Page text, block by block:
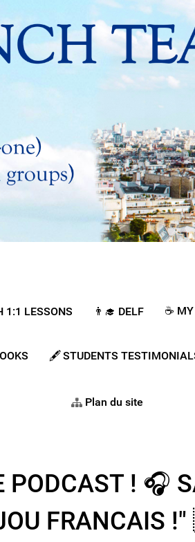
1:1 LESSONS 👨‍🎓​ DELF ☕
🖋️ STUDENTS
Plan du site
PODCAST ! 🎧
FRANCAIS